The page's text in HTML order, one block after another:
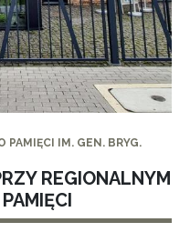
PAMIĘCI IM. GEN. BRYG.
REGIONALNYM